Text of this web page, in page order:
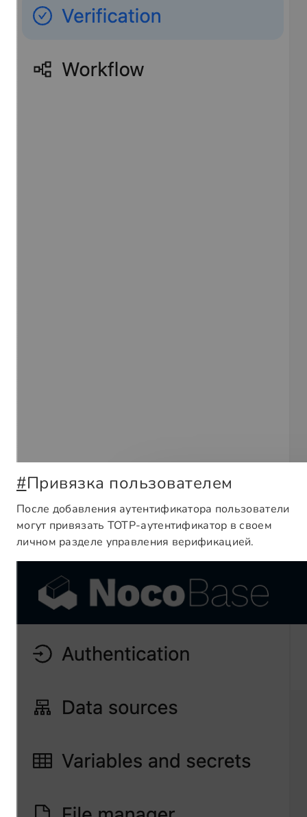
#Привязка пользователем
После добавления аутентификатора пользователи
могут привязать TOTP-аутентификатор в своем
личном разделе управления верификацией.